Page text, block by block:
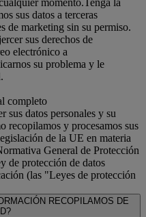
sus datos a terceras
de marketing sin su permiso.
sus derechos de
electrónico a
su problema y le
completo
sus datos personales y su
recopilamos y procesamos sus
de la UE en materia
General de Protección
de protección de datos
(las "Leyes de protección
RECOPILAMOS DE